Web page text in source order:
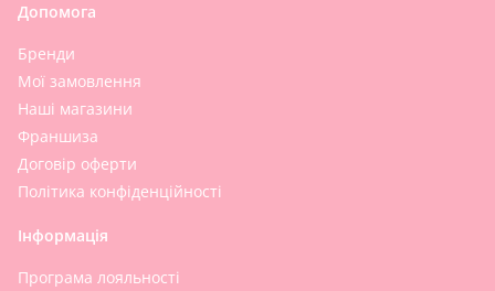
Допомога
Бренди
Мої замовлення
Наші магазини
Франшиза
Договір оферти
Політика конфіденційності
Інформація
Програма лояльності